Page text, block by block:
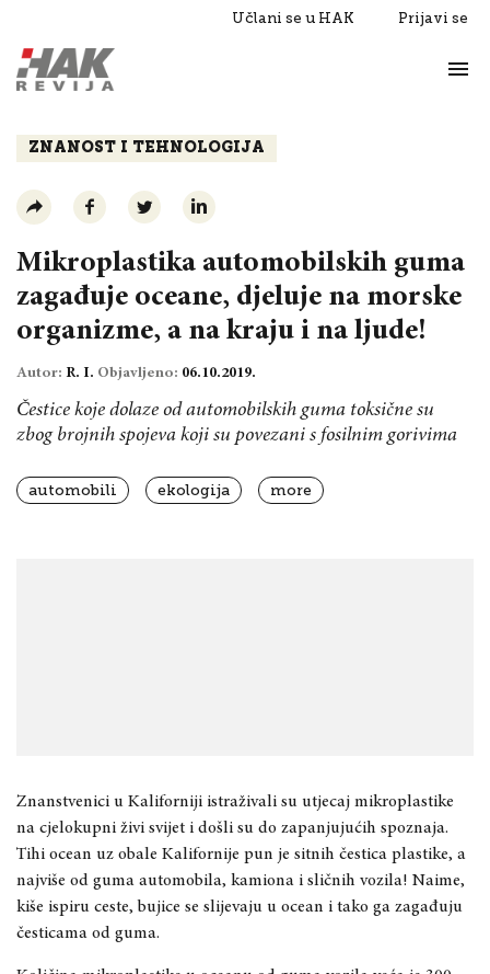
Učlani se u HAK Prijavi se
Razgovori
ZNANOST I TEHNOLOGIJA
Mikroplastika automobilskih guma
zagađuje oceane, djeluje na morske
organizme, a na kraju i na ljude!
Autor: R. I. Objavljeno: 06.10.2019.
Čestice koje dolaze od automobilskih guma toksične su
zbog brojnih spojeva koji su povezani s fosilnim gorivima
automobili ekologija more
Znanstvenici u Kaliforniji istraživali su utjecaj mikroplastike
na cjelokupni živi svijet i došli su do zapanjujućih spoznaja.
Tihi ocean uz obale Kalifornije pun je sitnih čestica plastike, a
najviše od guma automobila, kamiona i sličnih vozila! Naime,
kiše ispiru ceste, bujice se slijevaju u ocean i tako ga zagađuju
česticama od guma.